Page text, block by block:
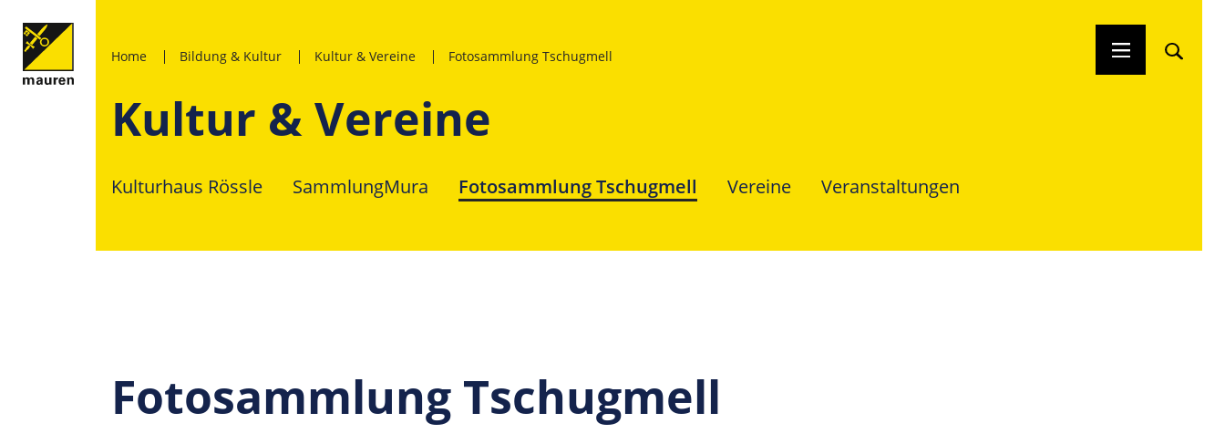
Home Bildung & Kultur Kultur & Vereine Fotosammlung Tschugmell
Kultur & Vereine
Kulturhaus Rössle SammlungMura Fotosammlung Tschugmell Vereine Veranstaltungen
Fotosammlung Tschugmell